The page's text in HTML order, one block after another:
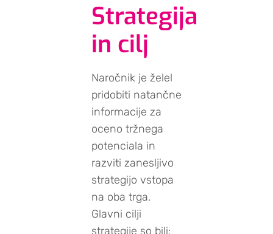
Strategija
in cilj
Naročnik je želel
pridobiti natančne
informacije za
oceno tržnega
potenciala in
razviti zanesljivo
strategijo vstopa
na oba trga.
Glavni cilji
strategije so bili: